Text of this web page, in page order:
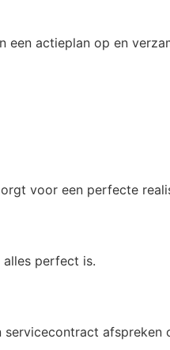
actieplan op en
voor een perfecte
perfect is.